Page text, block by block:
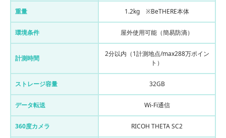
重量 1.2kg ※BeTHERE本体
環境条件 屋外使⽤可能（簡易防滴）
計測時間
2分以内（1計測地点/max288万ポイン
ト）
ストレージ容量 32GB
データ転送 Wi-Fi通信
360度カメラ RICOH THETA SC2